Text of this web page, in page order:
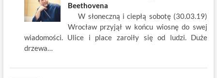
Beethovena
W słoneczną i ciepłą sobotę (30.03.19)
Wrocław przyjął w końcu wiosnę do swej
wiadomości. Ulice i place zaroiły się od ludzi. Duże
drzewa…